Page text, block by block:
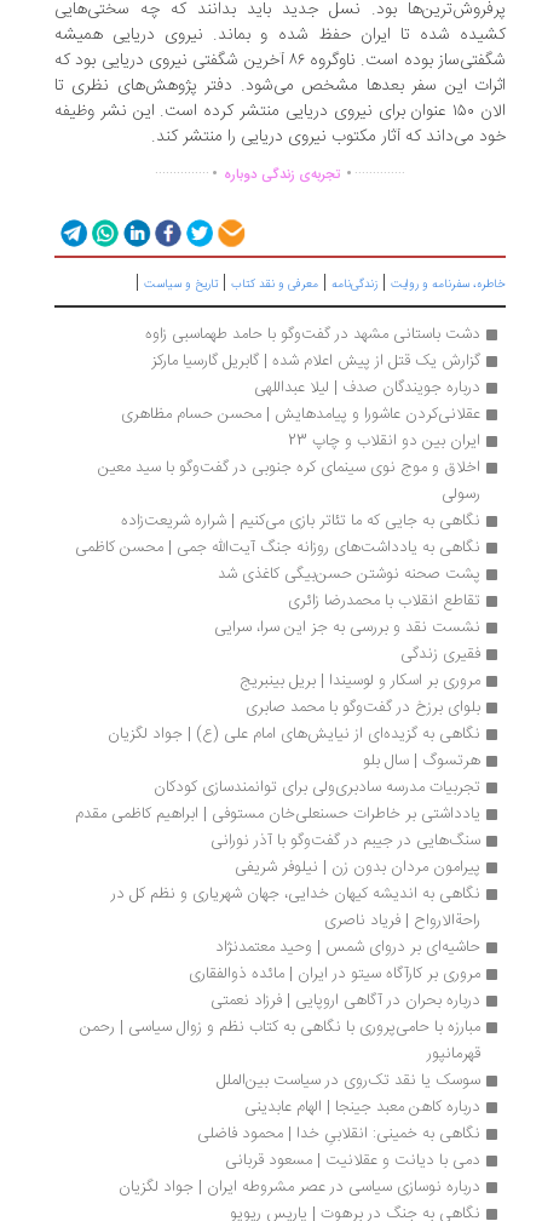
بود. نسل جدید باید بدانند که چه سختی‌هایی
شده تا ایران حفظ شده و بماند. نیروی دریایی همیشه
شگفتی‌ساز بوده است. ناوگروه ۸۶ آخرین شگفتی نیروی دریایی بود که
این سفر بعدها مشخص می‌شود. دفتر پژوهش‌های نظری تا
الان ۱۵۰ عنوان برای نیروی دریایی منتشر کرده است. این نشر وظیفه
می‌داند که آثار مکتوب نیروی دریایی را منتشر کند.
................تجربه‌ی زندگی دوباره ...............
سفرنامه‌ و روایت|زندگی‌نامه |معرفی و نقد کتاب|تاریخ و سیاست |
دشت باستانی مشهد در گفت‌وگو با حامد طهماسبی زاوه
گزارش یک قتل از پیش اعلام شده | گابریل گارسیا مارکز
درباره جویندگان صدف | لیلا عبداللهی
عقلانی‌کردن عاشورا و پیامدهایش | محسن حسام مظاهری
ایران بین دو انقلاب و چاپ 23
اخلاق و موج نوی سینمای کره جنوبی در گفت‌وگو با سید معین
نگاهی به جایی که ما تئاتر بازی می‌کنیم | شراره شریعت‌زاده
نگاهی به یادداشت‌های روزانه جنگ آیت‌الله جمی | محسن کاظمی
پشت صحنه نوشتن حسن‌بیگی کاغذی شد
تقاطع انقلاب با محمدرضا زائری
نشست نقد و بررسی به جز این سرا، سرایی
فقیری زندگی
مروری بر اسکار و لوسیندا | بریل بینبریج
بلوای برزخ در گفت‌وگو با محمد صابری
نگاهی به گزیده‌ای از نیایش‌های امام علی (ع) | جواد لگزیان
هرتسوگ | سال بلو
تجربیات مدرسه سادبری‌ولی برای توانمندسازی کودکان
یادداشتی بر خاطرات حسنعلی‌خان مستوفی | ابراهیم کاظمی مقدم
سنگ‌هایی در جیبم در گفت‌وگو با آذر نورانی
پیرامون مردان بدون زن | نیلوفر شریفی
نگاهی به اندیشه‌ کیهان ‌خدایی، جهان ‌شهریاری و نظم کل در
راحةالارواح | فریاد ناصری
حاشیه‌‌ای بر دروای شمس | وحید معتمدنژاد
مروری بر کارآگاه سیتو در ایران | مائده ذوالفقاری
درباره بحران در آگاهی اروپایی | فرزاد نعمتی
قهرمانپور
سوسک یا نقد تک‌روی در سیاست بین‌الملل
درباره کاهن معبد جینجا | الهام عابدینی
نگاهی به خمینی: انقلابیِ خدا | محمود فاضلی
دمی با دیانت و عقلانیت | مسعود قربانی
درباره نوسازی سیاسی در عصر مشروطه ایران | جواد لگزیان
نگاهی به جنگ در برهوت | پاریس ریویو